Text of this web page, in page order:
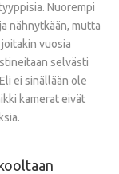
Nuorempi
nähnytkään, mutta
vuosia
selvästi
ei sinällään ole
kamerat eivät